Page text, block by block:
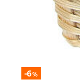
-6%